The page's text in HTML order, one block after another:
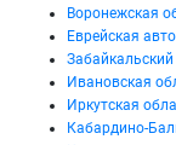
Воронежская
Еврейская
Забайкальский
Ивановская
Иркутская
Кабардино-